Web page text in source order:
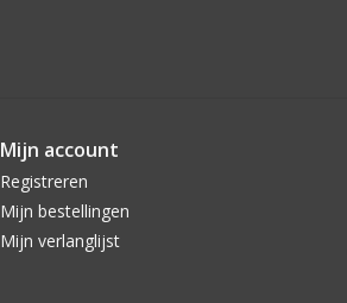
Mijn account
Registreren
Mijn bestellingen
Mijn verlanglijst